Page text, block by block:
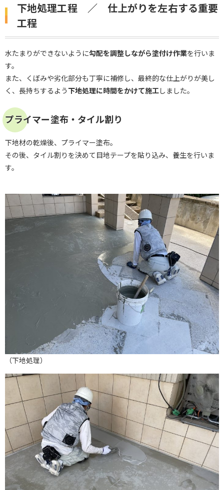
下地処理工程 ／ 仕上がりを左右する重要
工程
水たまりができないように勾配を調整しながら塗付け作業を行いま
す。
また、くぼみや劣化部分も丁寧に補修し、最終的な仕上がりが美し
く、長持ちするよう 下地処理に時間をかけて施工しました。
プライマー塗布・タイル割り
下地材の乾燥後、プライマー塗布。
その後、タイル割りを決めて目地テープを貼り込み、養生を行いま
す。
（下地処理）